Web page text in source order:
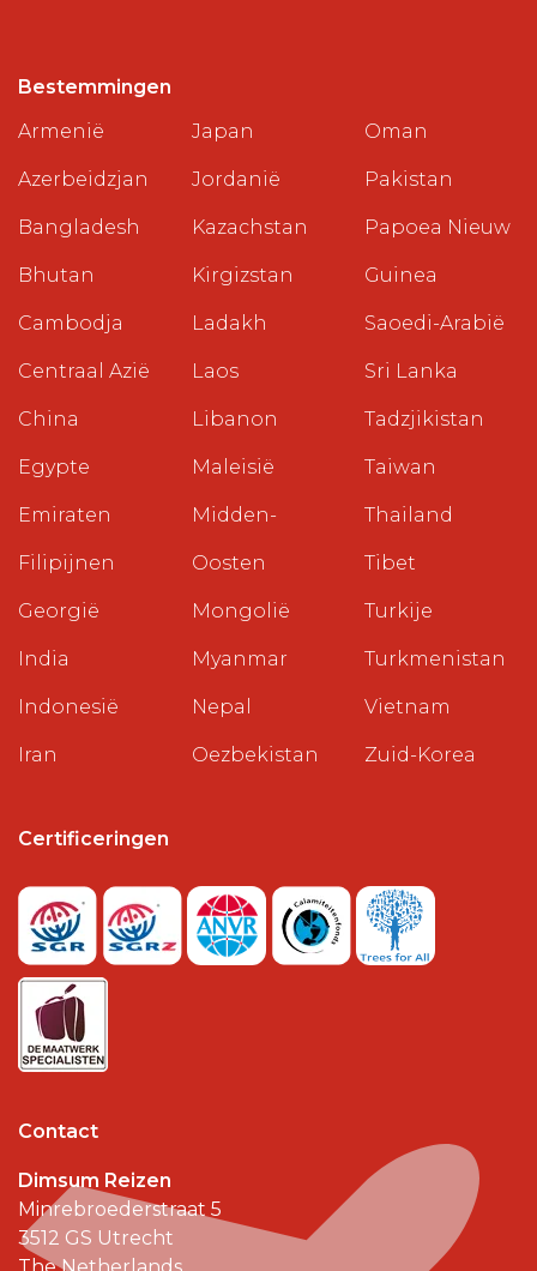
Bestemmingen
Armenië
Azerbeidzjan
Bangladesh
Bhutan
Cambodja
Centraal Azië
China
Egypte
Emiraten
Filipijnen
Georgië
India
Indonesië
Iran
Japan
Jordanië
Kazachstan
Kirgizstan
Ladakh
Laos
Libanon
Maleisië
Midden-
Oosten
Mongolië
Myanmar
Nepal
Oezbekistan
Oman
Pakistan
Papoea Nieuw
Guinea
Saoedi-Arabië
Sri Lanka
Tadzjikistan
Taiwan
Thailand
Tibet
Turkije
Turkmenistan
Vietnam
Zuid-Korea
Certificeringen
Contact
Dimsum Reizen
Minrebroederstraat 5
3512 GS Utrecht